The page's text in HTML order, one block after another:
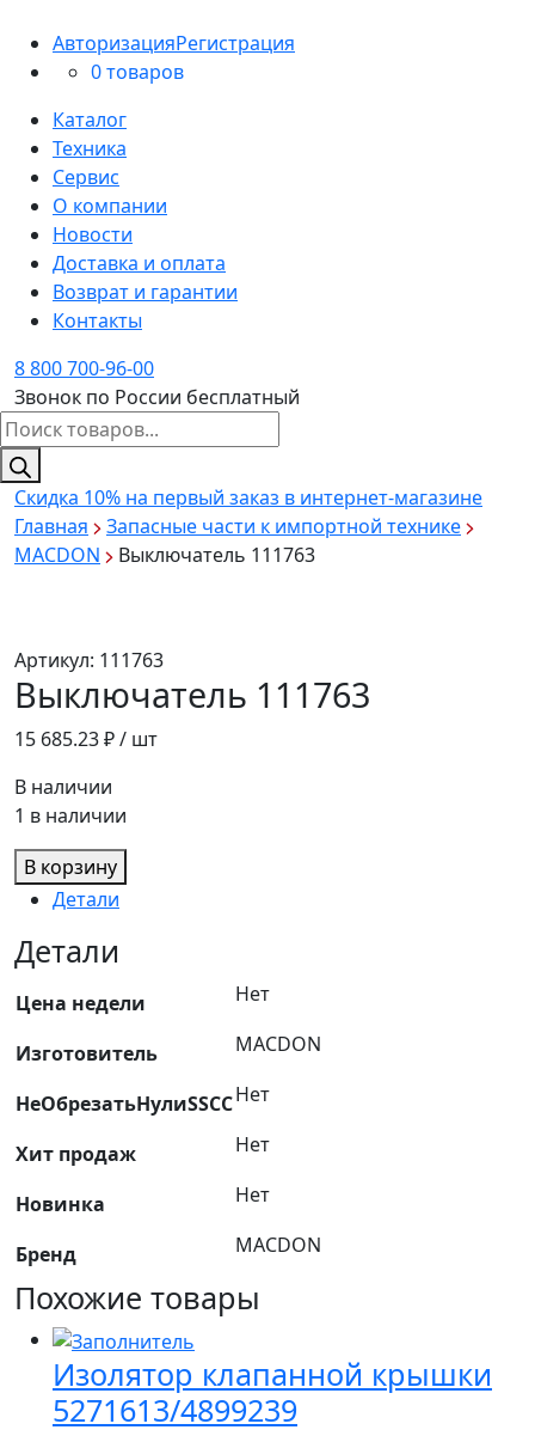
АвторизацияРегистрация
0 товаров
Каталог
Техника
Сервис
О компании
Новости
Доставка и оплата
Возврат и гарантии
Контакты
8 800 700-96-00
Звонок по России бесплатный
Поиск
товаров
Скидка 10% на первый заказ в интернет-магазине
Главная
Запасные части к импортной технике
MACDON
Выключатель 111763
Артикул: 111763
Выключатель 111763
15 685.23₽ / шт
В наличии
1 в наличии
В корзину
Детали
Детали
Цена недели Нет
Изготовитель MACDON
НеОбрезатьНулиSSCCНет
Хит продаж Нет
Новинка Нет
Бренд MACDON
Похожие товары
Изолятор клапанной крышки
5271613/4899239